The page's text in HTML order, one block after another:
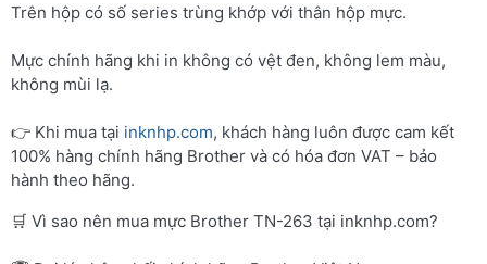
Trên hộp có số series trùng khớp với thân hộp mực.
Mực chính hãng khi in không có vệt đen, không lem màu,
không mùi lạ.
👉 Khi mua tại inknhp.com, khách hàng luôn được cam kết
100% hàng chính hãng Brother và có hóa đơn VAT – bảo
hành theo hãng.
🛒 Vì sao nên mua mực Brother TN-263 tại inknhp.com?